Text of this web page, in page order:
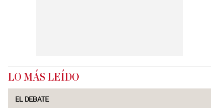
LO MÁS LEÍDO
EL DEBATE